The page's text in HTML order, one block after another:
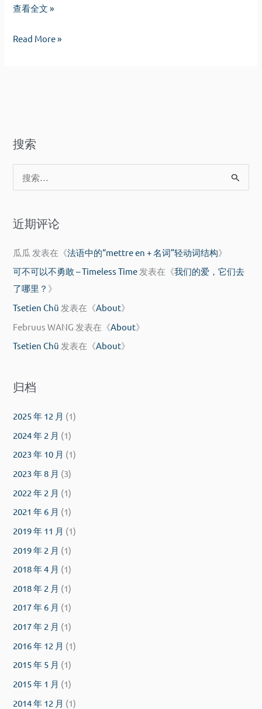
无
无
查看全文 »
无
长
Read More »
搜索
索
近期评论
瓜瓜 发表在《法语中的“mettre en + 名词”轻动词结构》
可不可以不勇敢 – Timeless Time 发表在《我们的爱，它们去
了哪里？ 》
Tsetien Chü 发表在《About》
Februus WANG 发表在《About》
Tsetien Chü 发表在《About》
归档
2025 年 12 月 (1)
2024 年 2 月 (1)
2023 年 10 月 (1)
2023 年 8 月 (3)
2022 年 2 月 (1)
2021 年 6 月 (1)
2019 年 11 月 (1)
2019 年 2 月 (1)
2018 年 4 月 (1)
2018 年 2 月 (1)
2017 年 6 月 (1)
2017 年 2 月 (1)
2016 年 12 月 (1)
2015 年 5 月 (1)
2015 年 1 月 (1)
2014 年 12 月 (1)